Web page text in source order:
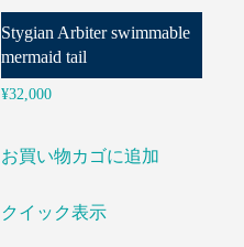
Stygian Arbiter swimmable
mermaid tail
¥32,000
お買い物カゴに追加
クイック表示